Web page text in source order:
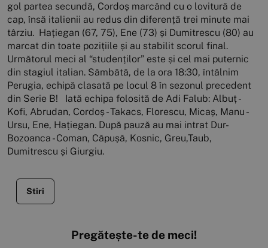
gol partea secundă, Cordoș marcând cu o lovitură de
cap, însă italienii au redus din diferență trei minute mai
târziu. Hațiegan (67, 75), Ene (73) și Dumitrescu (80) au
marcat din toate pozițiile și au stabilit scorul final.
Următorul meci al “studenților” este și cel mai puternic
din stagiul italian. Sâmbătă, de la ora 18:30, întâlnim
Perugia, echipă clasată pe locul 8 în sezonul precedent
din Serie B! Iată echipa folosită de Adi Falub: Albuț -
Kofi, Abrudan, Cordoș - Takacs, Florescu, Micaș, Manu -
Ursu, Ene, Hațiegan. După pauză au mai intrat Dur-
Bozoanca - Coman, Căpușă, Kosnic, Greu,Taub,
Dumitrescu și Giurgiu.
Stiri
Pregătește-te de meci!